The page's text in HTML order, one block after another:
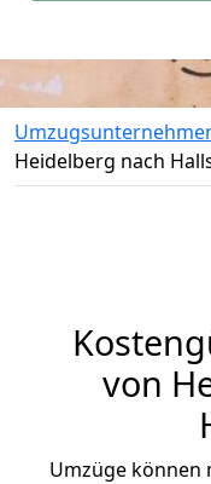
Heidelberg nach
von
Umzüge können